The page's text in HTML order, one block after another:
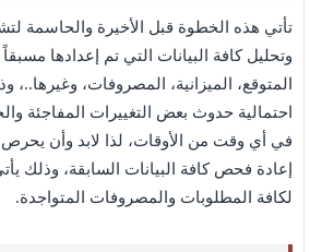
تأتي هذه الخطوة قبل الأخيرة والحاسمة
وتحليل كافة البيانات التي تم إعدادها
المتوقع، الميزانية، المصروفات،
احتمالية حدوث بعض التغييرات المفاجئة
في أي وقت من الأوقات، لذا لابد وأن
إعادة فحص كافة البيانات السابقة، وذلك
لكافة المطلوبات والمصروفات المتواجدة.